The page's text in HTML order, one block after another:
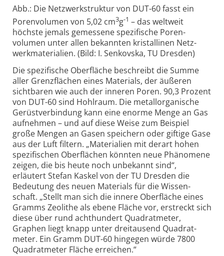
Abb.: Die Netzwerkstruktur von DUT-60 fasst ein
Poren­volumen von 5,02 cm3g-1 – das welt­weit
höchste jemals gemes­sene spezi­fische Poren­
volumen unter allen bekannten kristal­linen Netz­
werk­materi­alien. (Bild: I. Senkovska, TU Dresden)
Die spezifische Oberfläche beschreibt die Summe
aller Grenz­­flächen eines Materials, der äußeren
sicht­­baren wie auch der inneren Poren. 90,3 Prozent
von DUT-60 sind Hohl­raum. Die metall­orga­nische
Gerüst­ver­bin­dung kann eine enorme Menge an Gas
auf­nehmen – und auf diese Weise zum Beispiel
große Mengen an Gasen speichern oder giftige Gase
aus der Luft filtern. „Materi­alien mit derart hohen
spezi­fischen Ober­flächen könnten neue Phäno­mene
zeigen, die bis heute noch unbe­kannt sind“,
erläutert Stefan Kaskel von der TU Dresden die
Bedeu­tung des neuen Materials für die Wissen­
schaft. „Stellt man sich die innere Ober­fläche eines
Gramms Zeolithe als ebene Fläche vor, erstreckt sich
diese über rund acht­hundert Quadrat­meter,
Graphen liegt knapp unter drei­tausend Quadrat­
meter. Ein Gramm DUT-60 hin­gegen würde 7800
Quadrat­meter Fläche erreichen.“